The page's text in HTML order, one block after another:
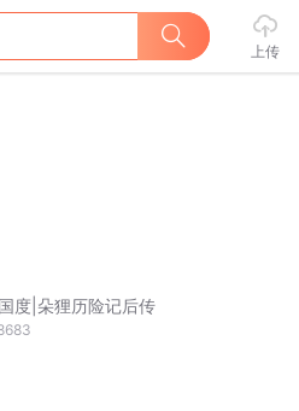
上传
度|朵狸历险记后传